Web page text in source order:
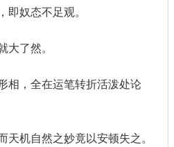
奴态不足观。
了然。
相，全在运笔转折活泼处论
机自然之妙竟以安顿失之。